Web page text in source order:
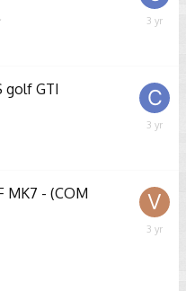
March
golf GTI
March
MK7 - (COM
March